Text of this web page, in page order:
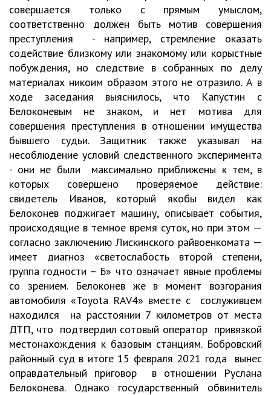
совершается только с прямым умыслом,
соответственно должен быть мотив совершения
преступления - например, стремление оказать
содействие близкому или знакомому или корыстные
побуждения, но следствие в собранных по делу
материалах никоим образом этого не отразило. А в
ходе заседания выяснилось, что Капустин с
Белоконевым не знаком, и нет мотива для
совершения преступления в отношении имущества
бывшего судьи. Защитник также указывал на
несоблюдение условий следственного эксперимента
- они не были максимально приближены к тем, в
которых совершено проверяемое действие:
свидетель Иванов, который якобы видел как
Белоконев поджигает машину, описывает события,
происходящие в темное время суток, но при этом —
согласно заключению Лискинского райвоенкомата —
имеет диагноз «светослабость второй степени,
группа годности – Б» что означает явные проблемы
со зрением. Белоконев же в момент возгорания
автомобиля «Toyota RAV4» вместе с сослуживцем
находился на расстоянии 7 километров от места
ДТП, что подтвердил сотовый оператор привязкой
местонахождения к базовым станциям. Бобровский
районный суд в итоге 15 февраля 2021 года вынес
оправдательный приговор в отношении Руслана
Белоконева. Однако государственный обвинитель